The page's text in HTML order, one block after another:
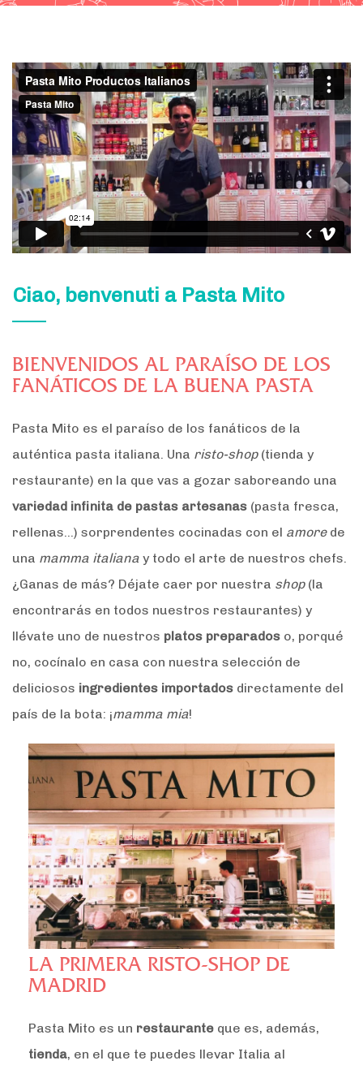
Ciao, benvenuti a Pasta Mito
BIENVENIDOS AL PARAÍSO DE LOS
FANÁTICOS DE LA BUENA PASTA
Pasta Mito es el paraíso de los fanáticos de la
auténtica pasta italiana. Una risto-shop(tienda y
restaurante) en la que vas a gozar saboreando una
variedad infinita de pastas artesanas (pasta fresca,
rellenas…) sorprendentes cocinadas con el amorede
una mamma italiana y todo el arte de nuestros chefs.
¿Ganas de más? Déjate caer por nuestra shop(la
encontrarás en todos nuestros restaurantes) y
llévate uno de nuestros platos preparados o, porqué
no, cocínalo en casa con nuestra selección de
deliciosos ingredientes importados directamente del
país de la bota: ¡mamma mia!
LA PRIMERA RISTO-SHOP DE
MADRID
Pasta Mito es un restaurante que es, además,
tienda, en el que te puedes llevar Italia al